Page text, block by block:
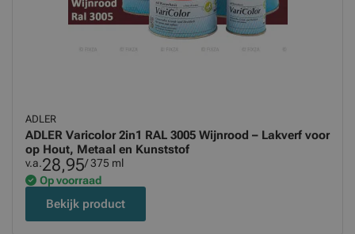
ADLER
ADLER Varicolor 2in1 RAL 3005 Wijnrood – Lakverf voor
op Hout, Metaal en Kunststof
v.a.28,95/ 375 ml
Op voorraad
Bekijk product